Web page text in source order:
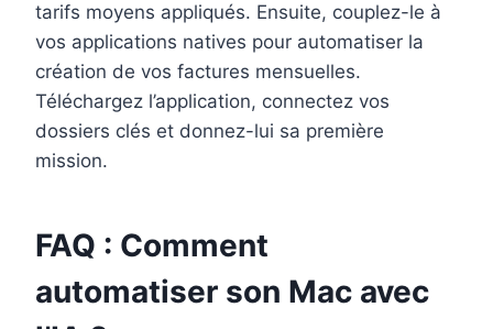
tarifs moyens appliqués. Ensuite, couplez-le à
vos applications natives pour automatiser la
création de vos factures mensuelles.
Téléchargez l’application, connectez vos
dossiers clés et donnez-lui sa première
mission.
FAQ : Comment
automatiser son Mac avec